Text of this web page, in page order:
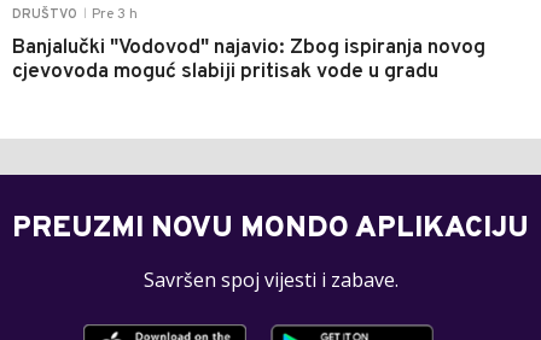
DRUŠTVO Pre 3 h
Banjalučki "Vodovod" najavio: Zbog ispiranja novog
cjevovoda moguć slabiji pritisak vode u gradu
PREUZMI NOVU MONDO APLIKACIJU
Savršen spoj vijesti i zabave.